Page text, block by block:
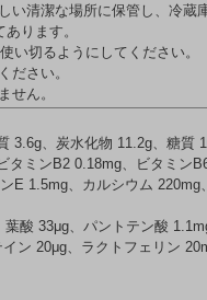
い清潔な場所に保管し、冷蔵
ります。
い切るようにしてください。
ださい。
せん。
3.6g、炭水化物 11.2g、糖質
タミンB2 0.18mg、ビタミン
E 1.5mg、カルシウム
酸 33μg、パントテン酸
ン 20μg、ラクトフェリン